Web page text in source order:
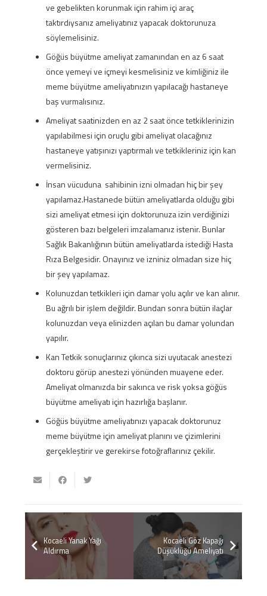
ve gebelikten korunmak için rahim içi araç
taktırdıysanız ameliyatınız yapacak doktorunuza
söylemelisiniz.
Göğüs büyütme ameliyat zamanından en az 6 saat
önce yemeyi ve içmeyi kesmelisiniz ve kimliğiniz ile
meme büyütme ameliyatınızın yapılacağı hastaneye
baş vurmalısınız.
Ameliyat saatinizden en az 2 saat önce tetkiklerinizin
yapılabilmesi için oruçlu gibi ameliyat olacağınız
hastaneye yatışınızı yaptırmalı ve tetkikleriniz için kan
vermelisiniz.
İnsan vücuduna sahibinin izni olmadan hiç bir şey
yapılamaz.Hastanede bütün ameliyatlarda olduğu gibi
sizi ameliyat etmesi için doktorunuza izin verdiğinizi
gösteren bazı belgeleri imzalamanız istenir. Bunlar
Sağlık Bakanlığının bütün ameliyatlarda istediği Hasta
Rıza Belgesidir. Onayınız ve izniniz olmadan size hiç
bir şey yapılamaz.
Kolunuzdan tetkikleri için damar yolu açılır ve kan alınır.
Bu ağrılı bir işlem değildir. Bundan sonra bütün ilaçlar
kolunuzdan veya elinizden açılan bu damar yolundan
yapılır.
Kan Tetkik sonuçlarınız çıkınca sizi uyutacak anestezi
doktoru görüp anestezi yönünden muayene eder.
Ameliyat olmanızda bir sakınca ve risk yoksa göğüs
büyütme ameliyatı için hazırlığa başlanır.
Göğüs büyütme ameliyatınızı yapacak doktorunuz
meme büyütme için ameliyat planını ve çizimlerini
gerçekleştirir ve gerekirse fotoğraflarınız çekilir.
Kocaeli Yanak Yağı
Aldırma‎
Kocaeli Göz Kapağı
Düşüklüğü Ameliyatı